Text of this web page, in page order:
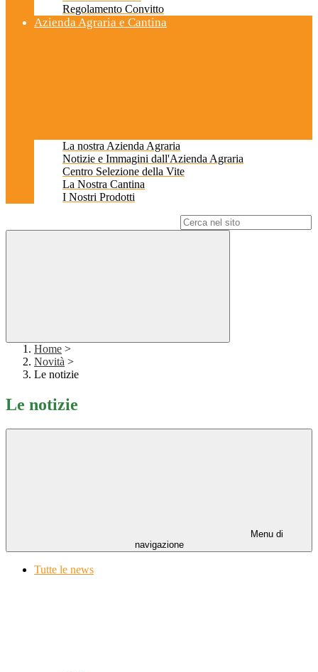
Regolamento Convitto
Azienda Agraria e Cantina
La nostra Azienda Agraria
Notizie e Immagini dall'Azienda Agraria
Centro Selezione della Vite
La Nostra Cantina
I Nostri Prodotti
Home >
Novità >
Le notizie
Le notizie
Menu di
navigazione
Tutte le news